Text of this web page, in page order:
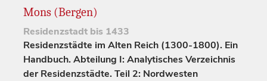
Mons (Bergen)
Residenzstadt bis 1433
Residenzstädte im Alten Reich (1300-1800). Ein
Handbuch. Abteilung I: Analytisches Verzeichnis
der Residenzstädte. Teil 2: Nordwesten